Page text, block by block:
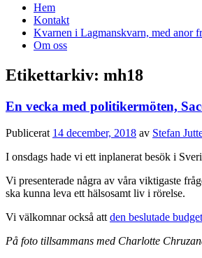
Hem
Kontakt
Kvarnen i Lagmanskvarn, med anor
Om oss
Etikettarkiv: mh18
En vecka med politikermöten,
Publicerat 14 december, 2018 av Stefan
I onsdags hade vi ett inplanerat besök i
Vi presenterade några av våra viktigaste
ska kunna leva ett hälsosamt liv i rörelse.
Vi välkomnar också att den beslutade
På foto tillsammans med Charlotte